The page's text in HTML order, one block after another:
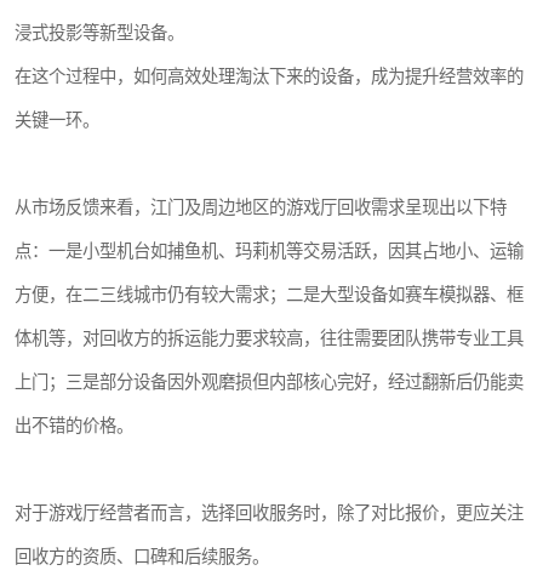
浸式投影等新型设备。
在这个过程中，如何高效处理淘汰下来的设备，成为提升经营效率的
关键一环。
从市场反馈来看，江门及周边地区的游戏厅回收需求呈现出以下特
点：一是小型机台如捕鱼机、玛莉机等交易活跃，因其占地小、运输
方便，在二三线城市仍有较大需求；二是大型设备如赛车模拟器、框
体机等，对回收方的拆运能力要求较高，往往需要团队携带专业工具
上门；三是部分设备因外观磨损但内部核心完好，经过翻新后仍能卖
出不错的价格。
对于游戏厅经营者而言，选择回收服务时，除了对比报价，更应关注
回收方的资质、口碑和后续服务。